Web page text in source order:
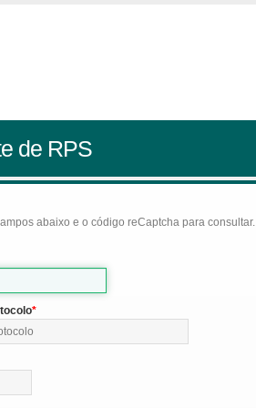
de RPS
abaixo e o código reCaptcha para consultar.